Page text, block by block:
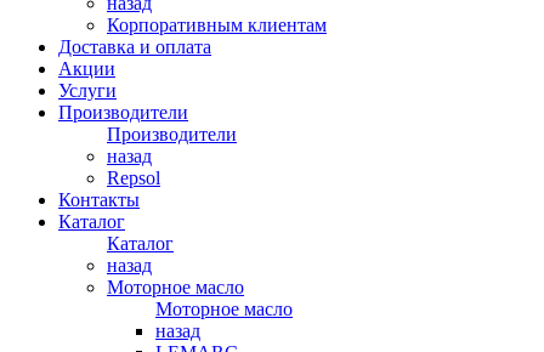
Корпоративным клиентам
Доставка и оплата
Акции
Услуги
Производители
Производители
назад
Repsol
Контакты
Каталог
Каталог
назад
Моторное масло
Моторное масло
назад